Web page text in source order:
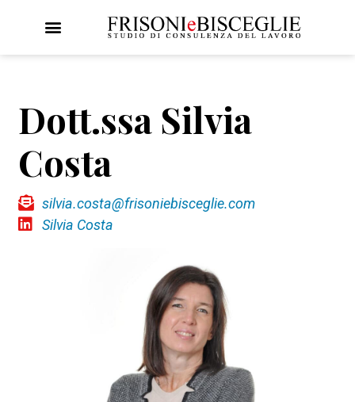
Dott.ssa Silvia
Costa
silvia.costa@frisoniebisceglie.com
Silvia Costa